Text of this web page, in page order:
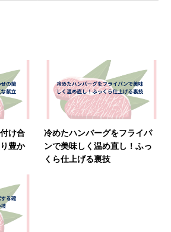
け合
豊か
冷めたハンバーグをフライパ
ンで美味しく温め直し！ふっ
くら仕上げる裏技